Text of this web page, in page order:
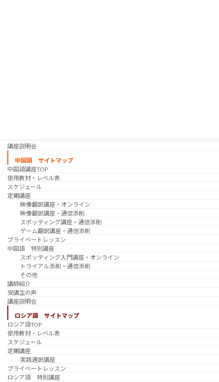
講座説明会
中国語 サイトマップ
中国語講座TOP
使用教材・レベル表
スケジュール
定期講座
映像翻訳講座・オンライン
映像翻訳講座・通信添削
スポッティング講座・通信添削
ゲーム翻訳講座・通信添削
プライベートレッスン
中国語 特別講座
スポッティング入門講座・オンライン
トライアル添削・通信添削
その他
講師紹介
受講生の声
講座説明会
ロシア語 サイトマップ
ロシア語TOP
使用教材・レベル表
スケジュール
定期講座
実践通訳講座
プライベートレッスン
ロシア語 特別講座